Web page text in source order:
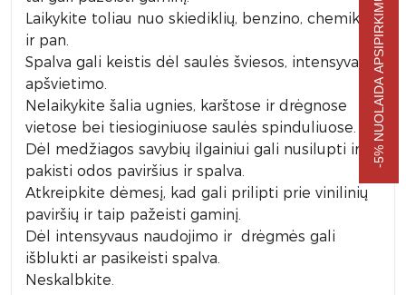
Laikykite toliau nuo skiediklių, benzino, chemikalų
ir pan.
Spalva gali keistis dėl saulės šviesos, intensyvaus
apšvietimo.
Nelaikykite šalia ugnies, karštose ir drėgnose
vietose bei tiesioginiuose saulės spinduliuose.
Dėl medžiagos savybių ilgainiui gali nusilupti ir
pakisti odos paviršius ir spalva.
Atkreipkite dėmesį, kad gali prilipti prie vinilinių
paviršių ir taip pažeisti gaminį.
Dėl intensyvaus naudojimo ir drėgmės gali
išblukti ar pasikeisti spalva.
Neskalbkite.
-5% NUOLAIDA APSIPIRKIMUI